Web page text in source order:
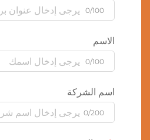
0/100
الاسم
0/100
اسم الشركة
0/200